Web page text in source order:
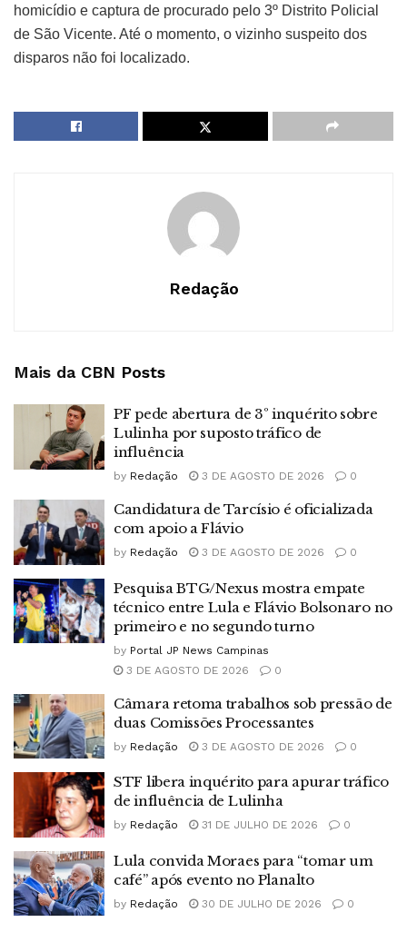
homicídio e captura de procurado pelo 3º Distrito Policial
de São Vicente. Até o momento, o vizinho suspeito dos
disparos não foi localizado.
Redação
Mais da CBN Posts
PF pede abertura de 3º inquérito sobre
Lulinha por suposto tráfico de
influência
by Redação 3 DE AGOSTO DE 2026 0
Candidatura de Tarcísio é oficializada
com apoio a Flávio
by Redação 3 DE AGOSTO DE 2026 0
Pesquisa BTG/Nexus mostra empate
técnico entre Lula e Flávio Bolsonaro no
primeiro e no segundo turno
by Portal JP News Campinas
3 DE AGOSTO DE 2026
0
Câmara retoma trabalhos sob pressão de
duas Comissões Processantes
by Redação 3 DE AGOSTO DE 2026 0
STF libera inquérito para apurar tráfico
de influência de Lulinha
by Redação 31 DE JULHO DE 2026 0
Lula convida Moraes para “tomar um
café” após evento no Planalto
by Redação 30 DE JULHO DE 2026 0